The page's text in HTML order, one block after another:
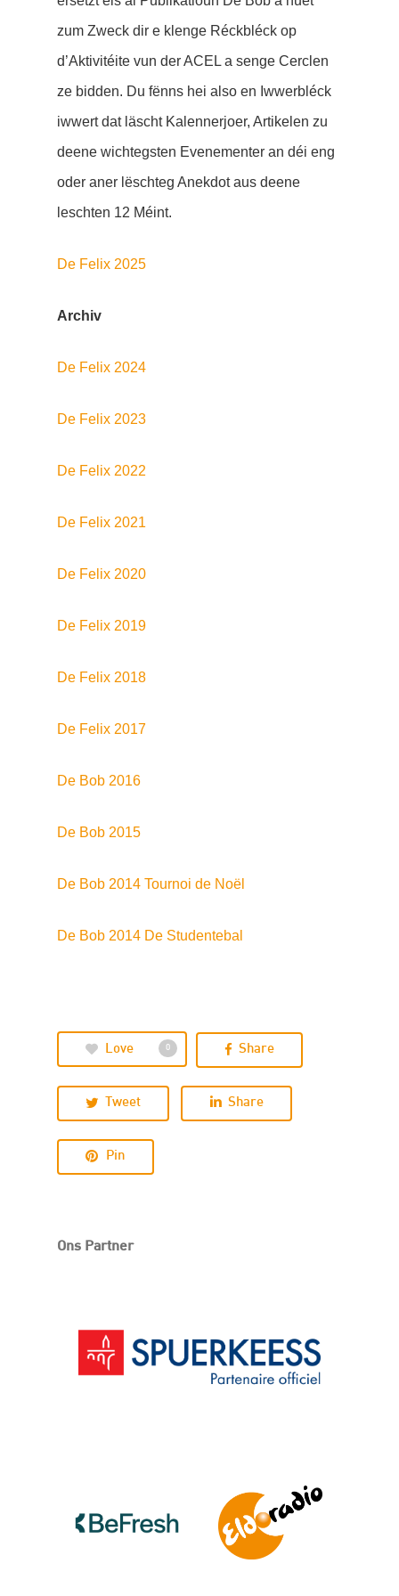
zum Zweck dir e klenge Réckbléck op
d’Aktivitéite vun der ACEL a senge Cerclen
ze bidden. Du fënns hei also en Iwwerbléck
iwwert dat läscht Kalennerjoer, Artikelen zu
deene wichtegsten Evenementer an déi eng
oder aner lëschteg Anekdot aus deene
leschten 12 Méint.
De Felix 2025
Archiv
De Felix 2024
De Felix 2023
De Felix 2022
De Felix 2021
De Felix 2020
De Felix 2019
De Felix 2018
De Felix 2017
De Bob 2016
De Bob 2015
De Bob 2014 Tournoi de Noël
De Bob 2014 De Studentebal
Love 0 Share
Tweet Share
Pin
Ons Partner